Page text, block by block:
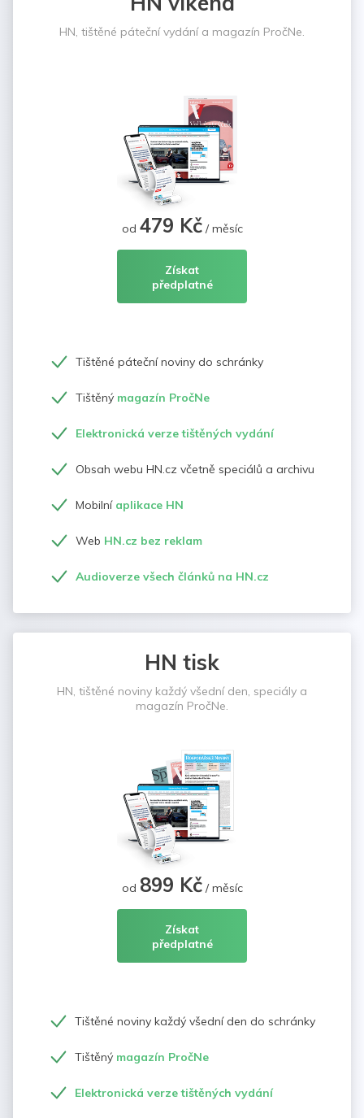
HN, tištěné páteční vydání a magazín PročNe.
od 479 Kč/ měsíc
Získat
předplatné
Tištěné páteční noviny do schránky
Tištěný magazín PročNe
Elektronická verze tištěných vydání
Obsah webu HN.cz včetně speciálů a archivu
Mobilní aplikace HN
Web HN.cz bez reklam
Audioverze všech článků na HN.cz
HN tisk
HN, tištěné noviny každý všední den, speciály a
magazín PročNe.
od 899 Kč/ měsíc
Získat
předplatné
Tištěné noviny každý všední den do schránky
Tištěný magazín PročNe
Elektronická verze tištěných vydání